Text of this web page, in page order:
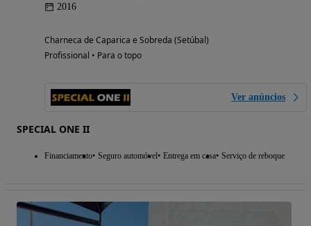
2016
Charneca de Caparica e Sobreda (Setúbal)
Profissional • Para o topo
Ver anúncios
SPECIAL ONE II
Financiamento Seguro automóvel Entrega em casa Serviço de reboque